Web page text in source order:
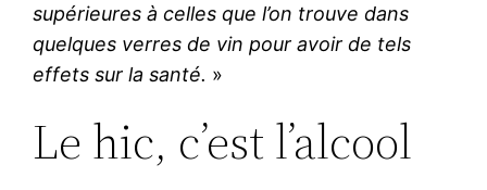
supérieures à celles que l’on trouve dans
quelques verres de vin pour avoir de tels
effets sur la santé. »
Le hic, c’est l’alcool